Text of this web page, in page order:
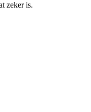
zeker is.